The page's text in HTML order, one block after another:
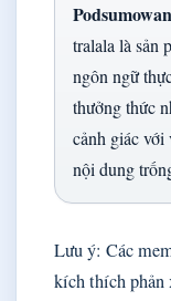
tralala là sản
ngôn ngữ
thưởng thức
cảnh giác với
nội dung
Lưu ý: Các
kích thích phản